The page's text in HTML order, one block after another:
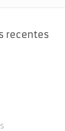
recentes